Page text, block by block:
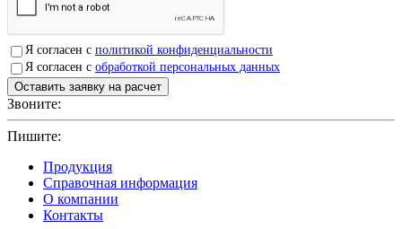
Я согласен с политикой конфиденциальности
Я согласен с обработкой персональных данных
Звоните:
Пишите:
Продукция
Справочная информация
О компании
Контакты